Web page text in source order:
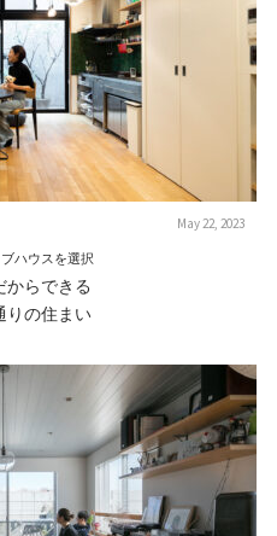
May 22, 2023
ハウスを選択
からできる
りの住まい